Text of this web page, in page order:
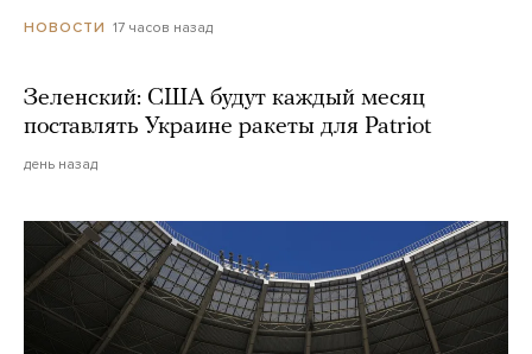
НОВОСТИ 17 часов назад
Зеленский: США будут каждый месяц
поставлять Украине ракеты для Patriot
день назад